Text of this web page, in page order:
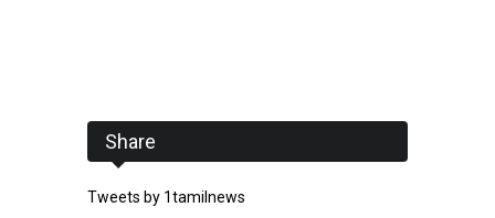
Share
Tweets by 1tamilnews